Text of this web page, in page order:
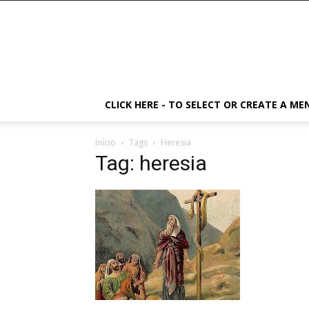
CLICK HERE - TO SELECT OR CREATE A
Início Tags Heresia
Tag: heresia